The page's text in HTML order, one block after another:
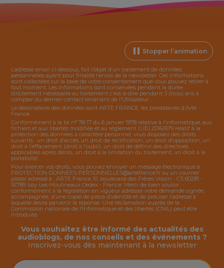
Stopper l’animation
L’adresse email ci-dessous, fait l’objet d’un traitement de données
personnelles ayant pour finalité l’envoi de la newsletter. Ces informations
sont collectées sur la base de votre consentement que vous pouvez retirer à
tout moment. Les informations sont conservées pendant la durée
strictement nécessaire au traitement c’est-à-dire pendant 3 (trois) ans à
compter du dernier contact émanant de l’Utilisateur.
Le destinataire des données sont ARTE FRANCE, les prestataires d’Arte
France.
Conformément à la loi n° 78-17 du 6 janvier 1978 relative à l’informatique, aux
fichiers et aux libertés modifiée et au règlement (UE) 2016/679 relatif à la
protection des données à caractère personnel, vous disposez des droits
suivants : un droit d’accès, un droit de rectification, un droit d’opposition, un
droit à l’effacement (droit à l’oubli), un droit de définir des directives
applicables après décès, un droit à la limitation du traitement, un droit à la
portabilité.
Pour exercer vos droits, vous pouvez envoyer un message électronique à :
PROTECTION-DONNEES-PERSONNELLES@artefrance.fr ou un courrier
postal adressé à : ARTE France 10, boulevard des Frères Voisin - CS 60281 -
92785 Issy-Les-Moulineaux Cedex - France. Merci de bien vouloir
conformément à la législation en vigueur adresser votre demande signée,
accompagnée, d’une copie de pièce d’identité et de préciser l’adresse à
laquelle devra parvenir la réponse. Une réclamation auprès de la
Commission nationale de l’Informatique et des libertés (CNIL) peut être
introduite.
Vous souhaitez être informé des actualités des
audioblogs, de nos conseils et des événements ?
Inscrivez-vous dès maintenant à la newsletter